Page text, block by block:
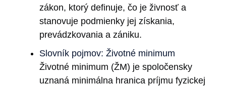
zákon, ktorý definuje, čo je živnosť a
stanovuje podmienky jej získania,
prevádzkovania a zániku.
Slovník pojmov: Životné minimum
Životné minimum (ŽM) je spoločensky
uznaná minimálna hranica príjmu fyzickej